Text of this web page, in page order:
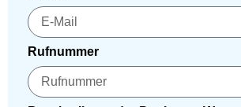
Rufnummer